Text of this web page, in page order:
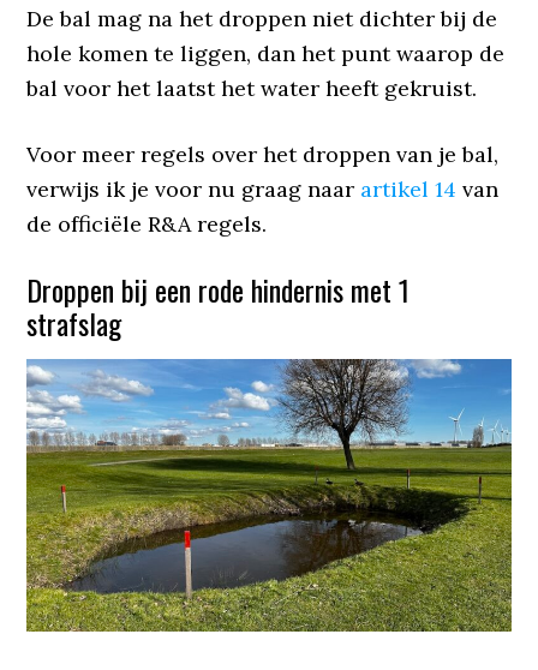
De bal mag na het droppen niet dichter bij de
hole komen te liggen, dan het punt waarop de
bal voor het laatst het water heeft gekruist.
Voor meer regels over het droppen van je bal,
verwijs ik je voor nu graag naar artikel 14 van
de officiële R&A regels.
Droppen bij een rode hindernis met 1
strafslag